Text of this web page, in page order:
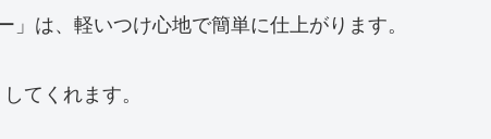
」は、軽いつけ心地で簡単に仕上がります。
てくれます。